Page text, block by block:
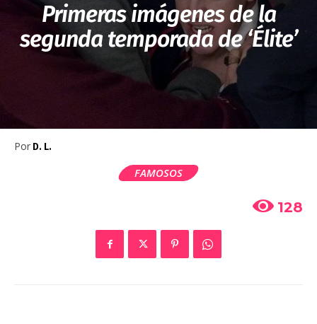
Primeras imágenes de la
segunda temporada de ‘Élite’
Por D. L.
FAMOSOS
128